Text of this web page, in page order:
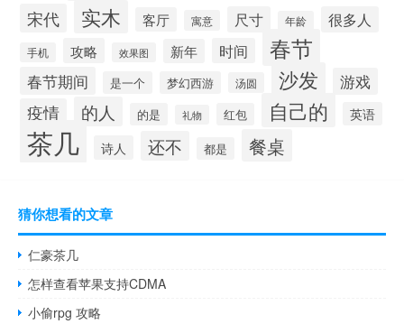
宋代 实木 客厅 寓意 尺寸 年龄 很多人
手机 攻略 效果图 新年 时间 春节
春节期间 是一个 梦幻西游 汤圆 沙发 游戏
疫情 的人 的是 礼物 红包 自己的 英语
茶几 诗人 还不 都是 餐桌
猜你想看的文章
仁豪茶几
怎样查看苹果支持CDMA
小偷rpg 攻略